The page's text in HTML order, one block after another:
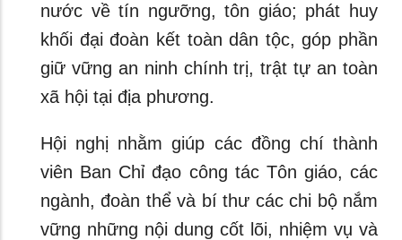
nước về tín ngưỡng, tôn giáo; phát huy
khối đại đoàn kết toàn dân tộc, góp phần
giữ vững an ninh chính trị, trật tự an toàn
xã hội tại địa phương.
Hội nghị nhằm giúp các đồng chí thành
viên Ban Chỉ đạo công tác Tôn giáo, các
ngành, đoàn thể và bí thư các chi bộ nắm
vững những nội dung cốt lõi, nhiệm vụ và